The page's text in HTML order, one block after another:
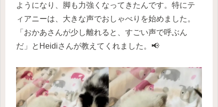
ようになり、脚も力強くなってきたんです。特にテ
ィアニーは、大きな声でおしゃべりを始めました。
「おかあさんが少し離れると、すごい声で呼ぶん
だ」とHeidiさんが教えてくれました。📢